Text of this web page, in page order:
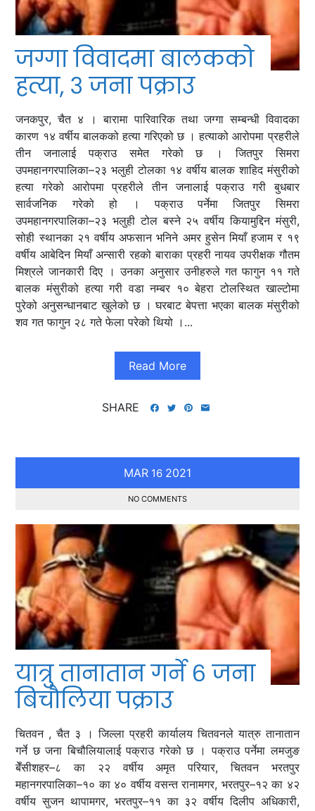
जग्गा विवादमा बालकको
हत्या, ३ जना पक्राउ
जनकपुर, चैत ४ । बारामा पारिवारिक तथा जग्गा सम्बन्धी विवादका
कारण १४ वर्षीय बालकको हत्या गरिएको छ । हत्याको आरोपमा प्रहरीले
तीन जनालाई पक्राउ समेत गरेको छ । जितपुर सिमरा
उपमहानगरपालिका–२३ भलुही टोलका १४ वर्षीय बालक शाहिद मंसुरीको
हत्या गरेको आरोपमा प्रहरीले तीन जनालाई पक्राउ गरी बुधबार
सार्वजनिक गरेको हो । पक्राउ पर्नेमा जितपुर सिमरा
उपमहानगरपालिका–२३ भलुही टोल बस्ने २५ वर्षीय कियामुद्दिन मंसुरी,
सोही स्थानका २१ वर्षीय अफसान भनिने अमर हुसेन मियाँ हजाम र १९
वर्षीय आबेदिन मियाँ अन्सारी रहको बाराका प्रहरी नायव उपरीक्षक गौतम
मिश्रले जानकारी दिए । उनका अनुसार उनीहरुले गत फागुन ११ गते
बालक मंसुरीको हत्या गरी वडा नम्बर १० बेहरा टोलस्थित खाल्टोमा
पुरेको अनुसन्धानबाट खुलेको छ । घरबाट बेपत्ता भएका बालक मंसुरीको
शव गत फागुन २८ गते फेला परेको थियो ।...
Read More
SHARE
MAR 16 2021
NO COMMENTS
यात्रु तानातान गर्ने ६ जना
बिचौलिया पक्राउ
चितवन , चैत ३ । जिल्ला प्रहरी कार्यालय चितवनले यात्रु तानातान
गर्ने छ जना बिचौलियालाई पक्राउ गरेको छ । पक्राउ पर्नेमा लमजुङ
बेँसीशहर–८ का २२ वर्षीय अमृत परियार, चितवन भरतपुर
महानगरपालिका–१० का ४० वर्षीय वसन्त रानामगर, भरतपुर–१२ का ४२
वर्षीय सुजन थापामगर, भरतपुर–११ का ३२ वर्षीय दिलीप अधिकारी,